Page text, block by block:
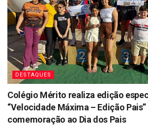
DESTAQUES
Colégio Mérito realiza edição
“Velocidade Máxima – Edição Pais”
comemoração ao Dia dos Pais